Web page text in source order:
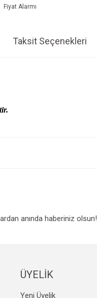
Fiyat Alarmı
Taksit Seçenekleri
anında haberiniz olsun!
ÜYELİK
Yeni Üyelik